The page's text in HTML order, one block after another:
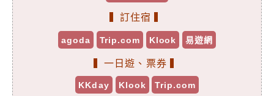
▍訂住宿 ▍
agoda Trip.com Klook 易遊網
▍一日遊、票券 ▍
KKday Klook Trip.com